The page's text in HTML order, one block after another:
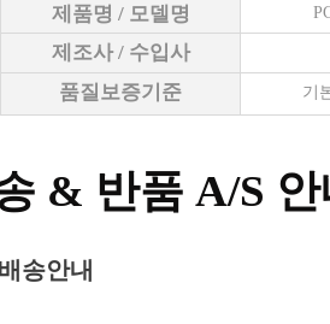
& 반품 A/S
배송안내
제품명 / 모델명
제조사 / 수입사
품질보증기준
기